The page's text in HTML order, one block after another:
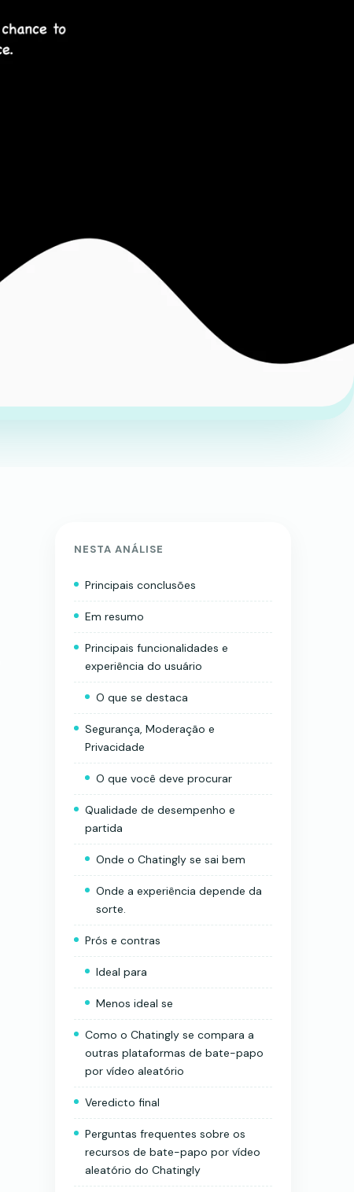
NESTA ANÁLISE
Principais conclusões
Em resumo
Principais funcionalidades e
experiência do usuário
O que se destaca
Segurança, Moderação e
Privacidade
O que você deve procurar
Qualidade de desempenho e
partida
Onde o Chatingly se sai bem
Onde a experiência depende da
sorte.
Prós e contras
Ideal para
Menos ideal se
Como o Chatingly se compara a
outras plataformas de bate-papo
por vídeo aleatório
Veredicto final
Perguntas frequentes sobre os
recursos de bate-papo por vídeo
aleatório do Chatingly